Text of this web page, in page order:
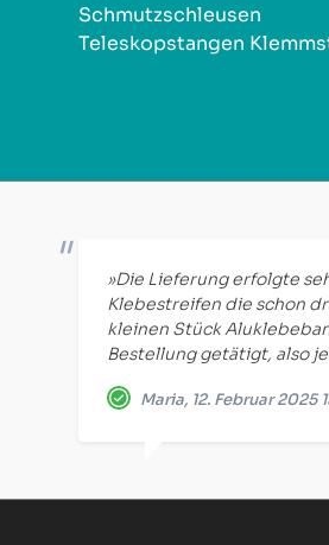
Schmutzschleusen
Teleskopstangen
»Die Lieferung erfolgte
Klebestreifen die schon
kleinen Stück
Bestellung getätigt, also
Maria, 12. Februar 2025